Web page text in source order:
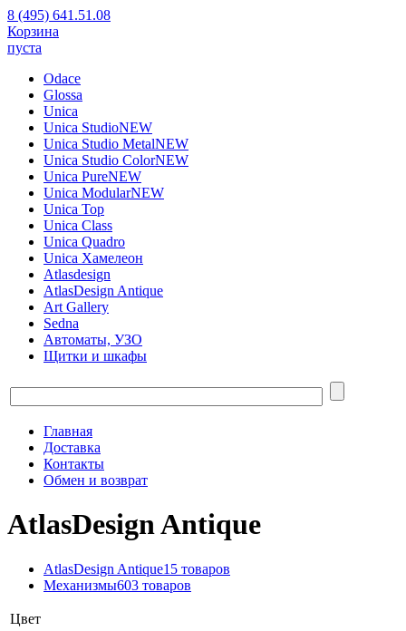
8 (495) 641.51.08
Корзина
пуста
Odace
Glossa
Unica
Unica StudioNEW
Unica Studio MetalNEW
Unica Studio ColorNEW
Unica PureNEW
Unica ModularNEW
Unica Top
Unica Class
Unica Quadro
Unica Хамелеон
Atlasdesign
AtlasDesign Antique
Art Gallery
Sedna
Автоматы, УЗО
Щитки и шкафы
Главная
Доставка
Контакты
Обмен и возврат
AtlasDesign Antique
AtlasDesign Antique15 товаров
Механизмы603 товаров
Цвет